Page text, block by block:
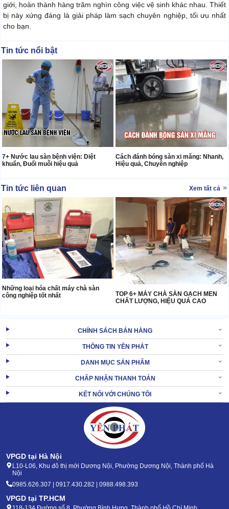
giới, hoàn thành hàng trăm nghìn công việc vệ sinh khác nhau. Thiết
bị này xứng đáng là giải pháp làm sạch chuyên nghiệp, tối ưu nhất
cho bạn.
Tin tức nổi bật
7+ Nước lau sàn bệnh viện: Diệt
khuẩn, Đuổi muỗi hiệu quả
Cách đánh bóng sàn xi măng: Nhanh,
Hiệu quả, Chuyên nghiệp
Tin tức liên quan Xem tất cả
Những loại hóa chất máy chà sàn
công nghiệp tốt nhất
TOP 6+ MÁY CHÀ SÀN GẠCH MEN
CHẤT LƯỢNG, HIỆU QUẢ CAO
CHÍNH SÁCH BÁN HÀNG
THÔNG TIN YÊN PHÁT
DANH MỤC SẢN PHẨM
CHẤP NHẬN THANH TOÁN
KẾT NỐI VỚI CHÚNG TÔI
VPGD tại Hà Nội
L10-L06, Khu đô thị mới Dương Nội, Phường Dương Nội, Thành phố Hà
Nội
0985.626.307 | 0917.430.282 | 0988.498.393
VPGD tại TP.HCM